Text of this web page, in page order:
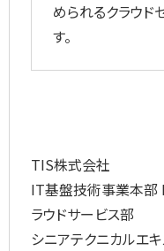
められるクラウド
す。
TIS株式会社
IT基盤技術事業本部
ラウドサービス部
シニアテクニカルエ